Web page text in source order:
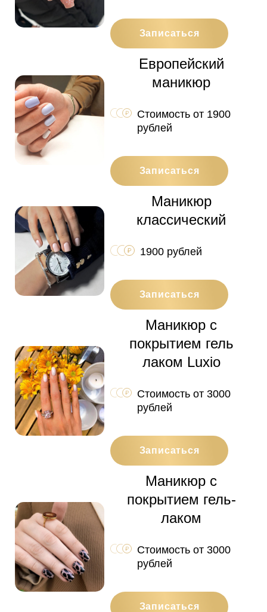
Записаться
Европейский
маникюр
Стоимость от 1900
рублей
Записаться
Маникюр
классический
1900 рублей
Записаться
Маникюр с
покрытием гель
лаком Luxio
Стоимость от 3000
рублей
Записаться
Маникюр с
покрытием гель-
лаком
Стоимость от 3000
рублей
Записаться